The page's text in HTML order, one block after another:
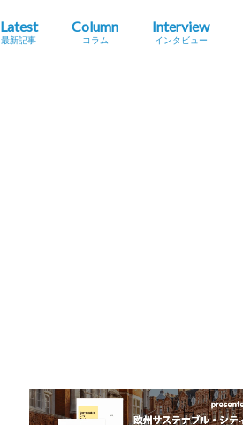
Latest
最新記事
Column
コラム
Interview
インタビュー